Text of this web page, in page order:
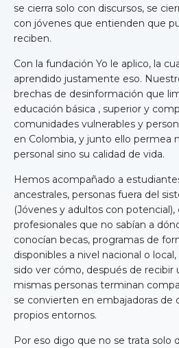
se cierra solo con discursos, se
con jóvenes que entienden que
reciben.
Con la fundación Yo le aplico, la
aprendido justamente eso.
brechas de desinformación que
educación básica , superior y
comunidades vulnerables y
en Colombia, y junto ello permea
personal sino su calidad de vida.
Hemos acompañado a
ancestrales, personas fuera del
(Jóvenes y adultos con
profesionales que no sabían a
conocían becas, programas de
disponibles a nivel nacional o
sido ver cómo, después de recibir
mismas personas terminan
se convierten en embajadoras de
propios entornos.
Por eso digo que no se trata solo